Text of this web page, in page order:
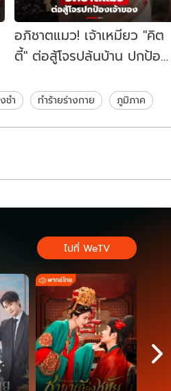
อภิชาตแมว! เจ้าเหมียว "คิต
ตี้" ต่อสู้โจรปล้นบ้าน ปกป้อง
รอด
ชำ ทำร้ายร่างกาย ภูมิภาค
ไปที่ WeTV